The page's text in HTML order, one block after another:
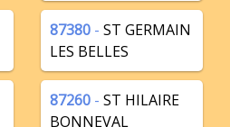
87380 - ST GERMAIN
LES BELLES
87260 - ST HILAIRE
BONNEVAL